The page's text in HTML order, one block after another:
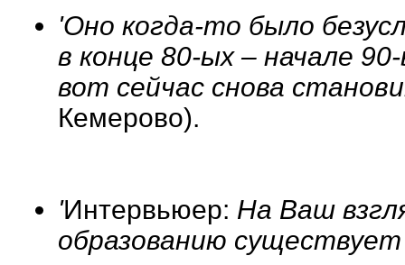
'Оно когда-то было
в конце 80-ых – начале
вот сейчас снова
Кемерово).
'Интервьюер: На Ваш
образованию